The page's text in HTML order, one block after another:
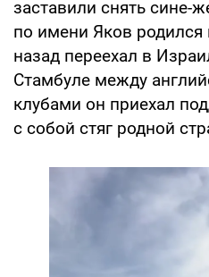
заставили снять
по имени Яков родился
назад переехал в
Стамбуле между
клубами он приехал
с собой стяг родной